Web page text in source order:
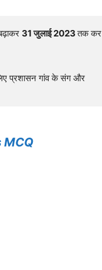
31 जुलाई 2023 तक कर
प्रशासन गांव के संग और